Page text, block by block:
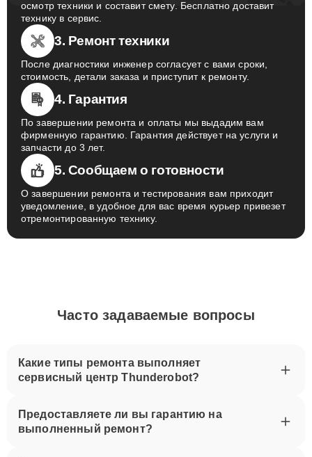
осмотр техники и составит смету. Бесплатно доставит
технику в сервис.
3. Ремонт техники
После диагностики инженер согласует с вами сроки,
стоимость, детали заказа и приступит к ремонту.
4. Гарантия
По завершении ремонта и оплаты мы выдадим вам
фирменную гарантию. Гарантия действует на услуги и
запчасти до 3 лет.
5. Сообщаем о готовности
О завершении ремонта и тестирования вам приходит
уведомление, в удобное для вас время курьер привезет
отремонтированную технику.
Часто задаваемые вопросы
Какие типы ремонта выполняет
сервисный центр Thunderobot?
Предоставляете ли вы гарантию на
выполненный ремонт?